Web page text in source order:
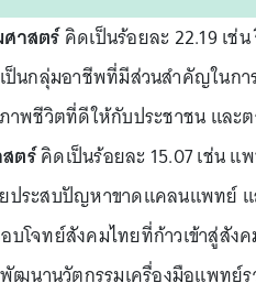
าสตร์คิดเป็นร้อยละ 22.19 เช่
ป็นกลุ่มอาชีพที่มีส่วนสำคัญในก
าพชีวิตที่ดีให้กับประชาชน และ
ตร์คิดเป็นร้อยละ 15.07 เช่น
ประสบปัญหาขาดแคลนแพทย์
โจทย์สังคมไทยที่ก้าวเข้าสู่สังค
พัฒนานวัตกรรมเครื่องมือแพทย์